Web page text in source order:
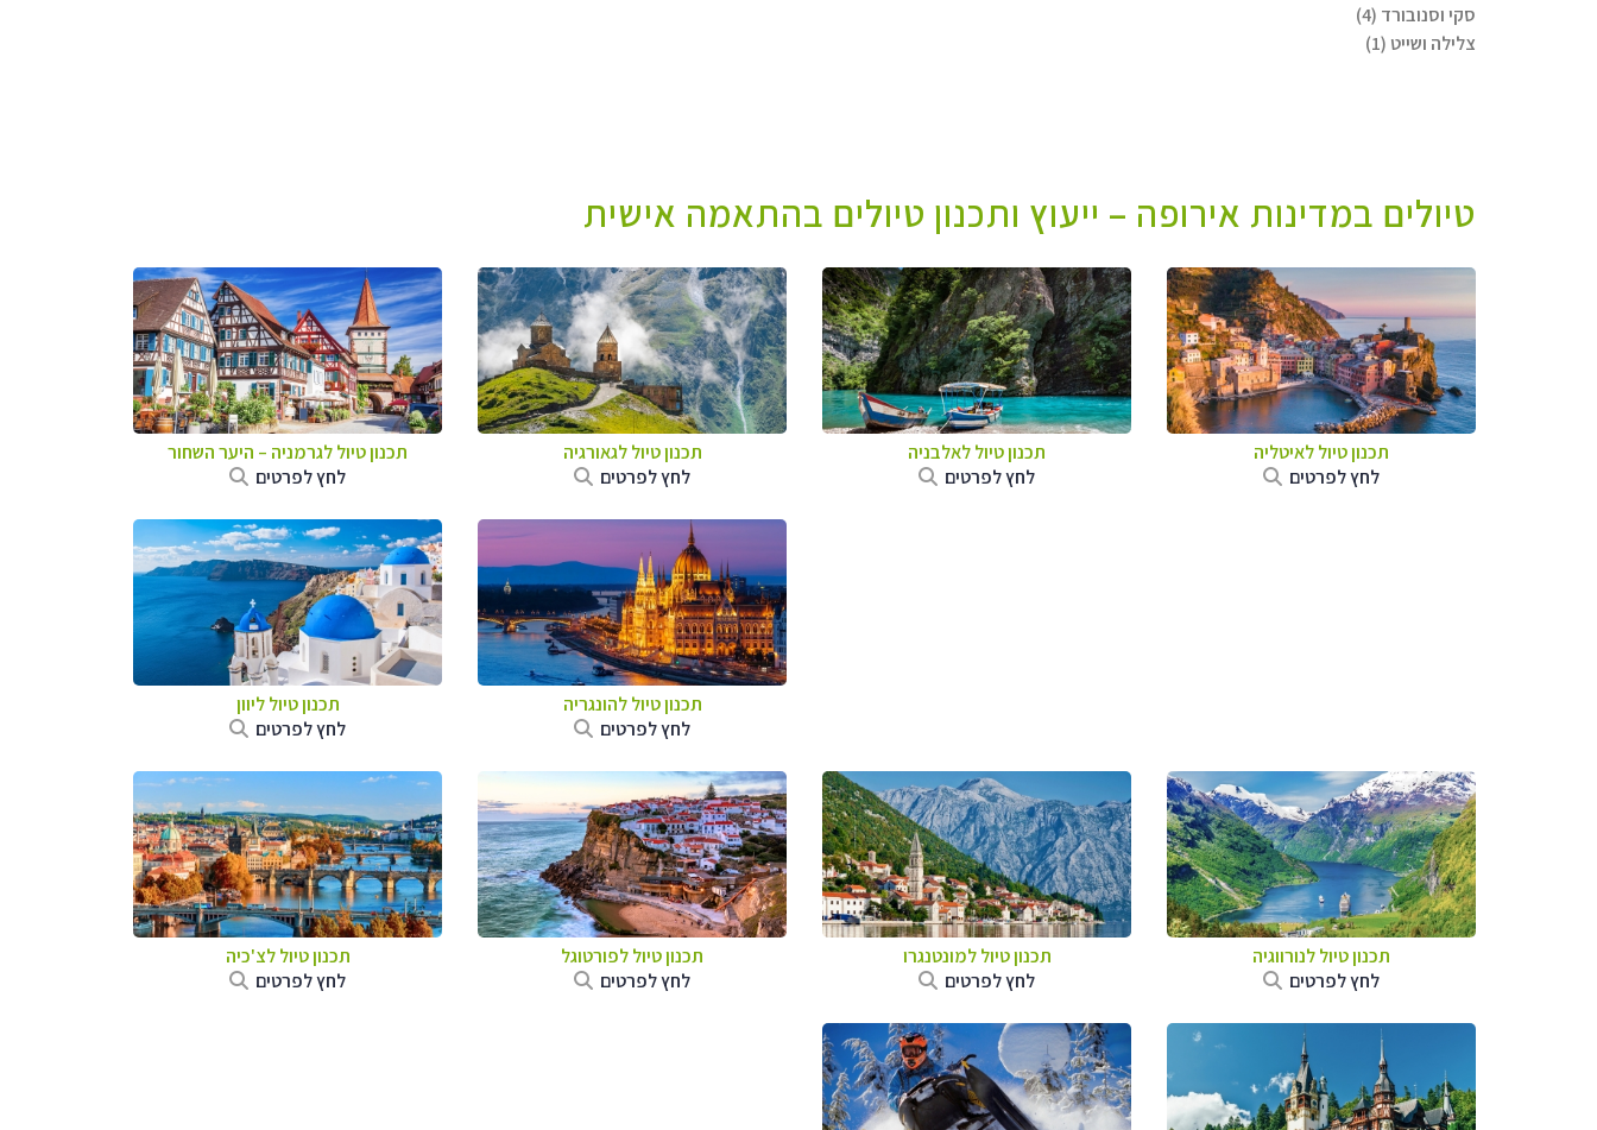
סקי וסנובורד (4)
צלילה ושייט (1)
טיולים במדינות אירופה – ייעוץ ותכנון טיולים בהתאמה אישית
תכנון טיול לאיטליה
לחץ לפרטים
תכנון טיול לאלבניה
לחץ לפרטים
תכנון טיול לגאורגיה
לחץ לפרטים
תכנון טיול לגרמניה – היער השחור
לחץ לפרטים
תכנון טיול להונגריה
לחץ לפרטים
תכנון טיול ליוון
לחץ לפרטים
תכנון טיול לנורווגיה
לחץ לפרטים
תכנון טיול למונטנגרו
לחץ לפרטים
תכנון טיול לפורטוגל
לחץ לפרטים
תכנון טיול לצ'כיה
לחץ לפרטים